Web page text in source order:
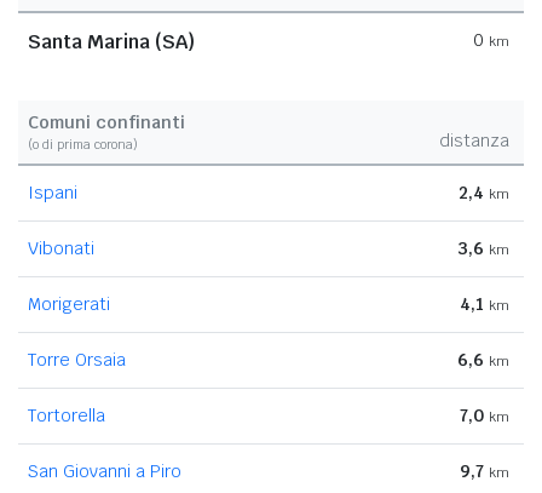
Santa Marina (SA) 0 km
Comuni confinanti
(o di prima corona) distanza
Ispani 2,4 km
Vibonati 3,6 km
Morigerati 4,1 km
Torre Orsaia 6,6 km
Tortorella 7,0 km
San Giovanni a Piro 9,7 km